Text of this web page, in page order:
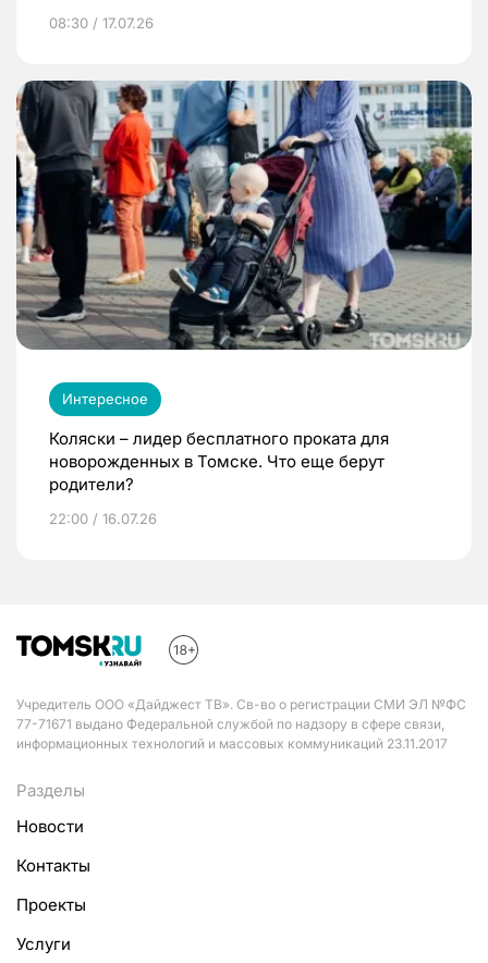
08:30 / 17.07.26
Интересное
Коляски – лидер бесплатного проката для
новорожденных в Томске. Что еще берут
родители?
22:00 / 16.07.26
Учредитель ООО «Дайджест ТВ». Св-во о регистрации СМИ ЭЛ №ФС
77-71671 выдано Федеральной службой по надзору в сфере связи,
информационных технологий и массовых коммуникаций 23.11.2017
Разделы
Новости
Контакты
Проекты
Услуги